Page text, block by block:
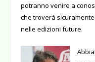
potranno venire a
che troverà
nelle edizioni future.